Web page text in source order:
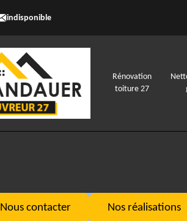
indisponible
Rénovation
toiture 27
Nous contacter Nos réalisations